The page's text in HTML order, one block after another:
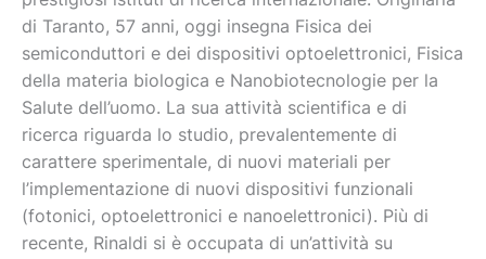
di Taranto, 57 anni, oggi insegna Fisica dei
semiconduttori e dei dispositivi optoelettronici, Fisica
della materia biologica e Nanobiotecnologie per la
Salute dell’uomo. La sua attività scientifica e di
ricerca riguarda lo studio, prevalentemente di
carattere sperimentale, di nuovi materiali per
l’implementazione di nuovi dispositivi funzionali
(fotonici, optoelettronici e nanoelettronici). Più di
recente, Rinaldi si è occupata di un’attività su